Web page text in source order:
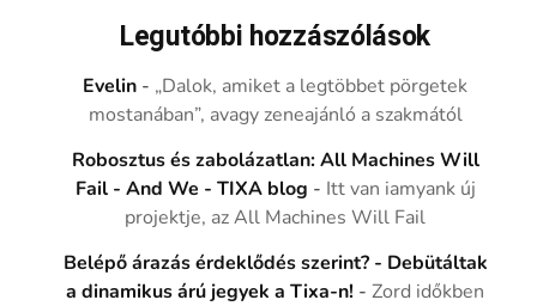
Legutóbbi hozzászólások
Evelin - „Dalok, amiket a legtöbbet pörgetek
mostanában”, avagy zeneajánló a szakmától
Robosztus és zabolázatlan: All Machines Will
Fail - And We - TIXA blog - Itt van iamyank új
projektje, az All Machines Will Fail
Belépő árazás érdeklődés szerint? - Debütáltak
a dinamikus árú jegyek a Tixa-n! -Zord időkben